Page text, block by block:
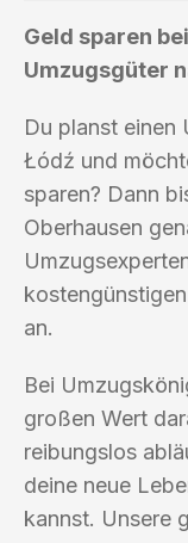
Geld sparen
Umzugsgüter
Du planst einen
Łódź und
sparen? Dann
Oberhausen
an.
Bei
großen Wert
reibungslos
deine neue
kannst. Unsere